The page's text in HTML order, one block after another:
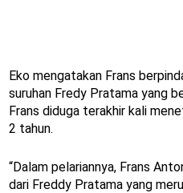
Eko mengatakan Frans
suruhan Fredy Pratama yang
Frans diduga terakhir kali
2 tahun.
“Dalam pelariannya, Frans
dari Freddy Pratama yang